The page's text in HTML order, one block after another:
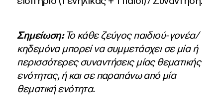
Σημείωση:Το κάθε ζεύγος παιδιού-γονέα/
κηδεμόνα μπορεί να συμμετάσχει σε μία ή
περισσότερες συναντήσεις μίας θεματικής
ενότητας, ή και σε παραπάνω από μία
θεματική ενότητα.